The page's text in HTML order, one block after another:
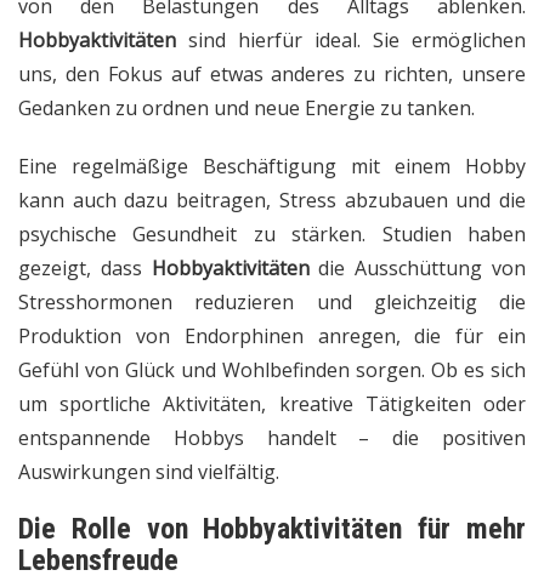
von den Belastungen des Alltags ablenken.
Hobbyaktivitäten sind hierfür ideal. Sie ermöglichen
uns, den Fokus auf etwas anderes zu richten, unsere
Gedanken zu ordnen und neue Energie zu tanken.
Eine regelmäßige Beschäftigung mit einem Hobby
kann auch dazu beitragen, Stress abzubauen und die
psychische Gesundheit zu stärken. Studien haben
gezeigt, dass Hobbyaktivitätendie Ausschüttung von
Stresshormonen reduzieren und gleichzeitig die
Produktion von Endorphinen anregen, die für ein
Gefühl von Glück und Wohlbefinden sorgen. Ob es sich
um sportliche Aktivitäten, kreative Tätigkeiten oder
entspannende Hobbys handelt – die positiven
Auswirkungen sind vielfältig.
Die Rolle von Hobbyaktivitäten für mehr
Lebensfreude